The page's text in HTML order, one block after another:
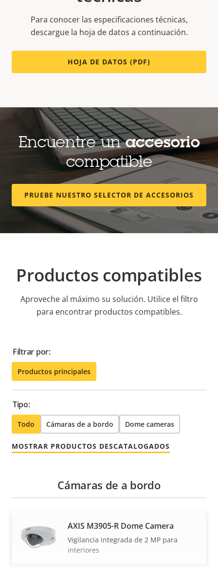
Para conocer las especificaciones técnicas,
descargue la hoja de datos a continuación.
HOJA DE DATOS (PDF)
Encuentre unaccesorio
compatible
PRUEBE NUESTRO SELECTOR DE ACCESORIOS
Productos compatibles
Aproveche al máximo su solución. Utilice el filtro
para encontrar productos compatibles.
Filtrar por:
Productos principales
Tipo:
Todo Cámaras de a bordo Dome cameras
MOSTRAR PRODUCTOS DESCATALOGADOS
Cámaras de a bordo
AXIS M3905-R Dome Camera
Vigilancia integrada de 2 MP para
interiores